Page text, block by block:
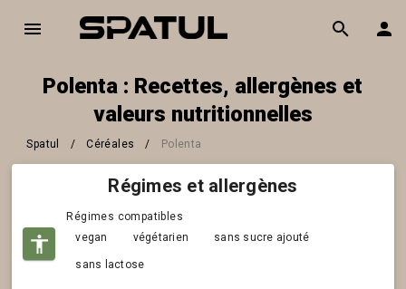
Polenta : Recettes, allergènes et
valeurs nutritionnelles
Spatul / Céréales / Polenta
Régimes et allergènes
Régimes compatibles
vegan
végétarien sans sucre ajouté
sans lactose